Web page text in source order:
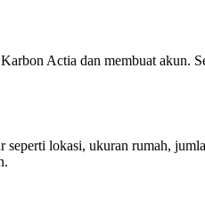
Actia dan membuat akun.
lokasi, ukuran rumah,